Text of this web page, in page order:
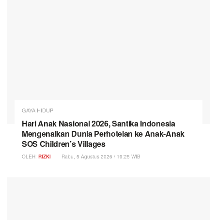
GAYA HIDUP
Hari Anak Nasional 2026, Santika Indonesia
Mengenalkan Dunia Perhotelan ke Anak-Anak
SOS Children’s Villages
OLEH: RIZKI Rabu, 5 Agustus 2026 / 19:25 WIB